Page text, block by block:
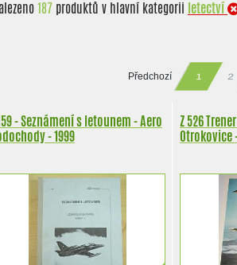
187 produktů v hlavní kategorii letectví
Předchozí 1 2
- Seznámení s letounem - Aero
- 1999
Z 526
Otrokovice